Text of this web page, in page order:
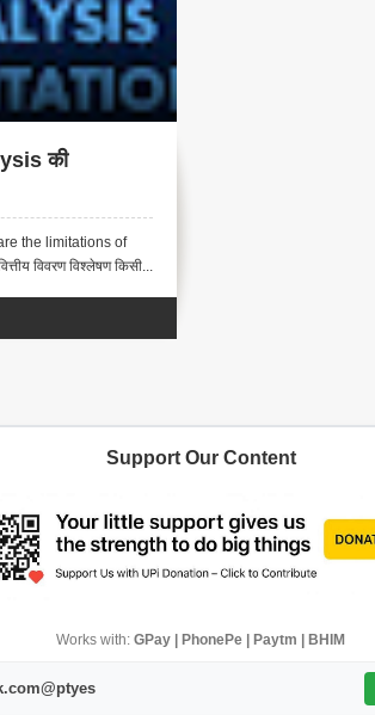
की
are the limitations of
विवरण विश्लेषण किसी...
Support Our Content
Works with:GPay | PhonePe | Paytm | BHIM